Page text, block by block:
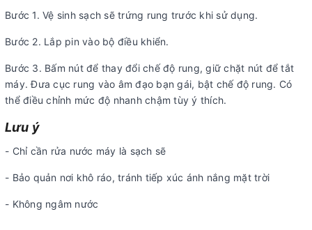
Bước 1. Vệ sinh sạch sẽ trứng rung trước khi sử dụng.
Bước 2. Lắp pin vào bộ điều khiển.
Bước 3. Bấm nút để thay đổi chế độ rung, giữ chặt nút để tắt
máy. Đưa cục rung vào âm đạo bạn gái, bật chế độ rung. Có
thể điều chỉnh mức độ nhanh chậm tùy ý thích.
Lưu ý
- Chỉ cần rửa nước máy là sạch sẽ
- Bảo quản nơi khô ráo, tránh tiếp xúc ánh nắng mặt trời
- Không ngâm nước